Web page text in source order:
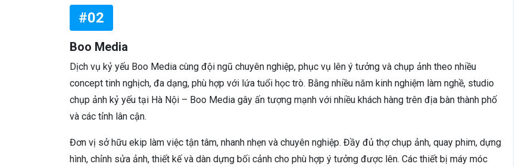
#02
Boo Media
Dịch vụ kỷ yếu Boo Media cùng đội ngũ chuyên nghiệp, phục vụ lên ý tưởng và chụp ảnh theo nhiều
concept tinh nghịch, đa dạng, phù hợp với lứa tuổi học trò. Bằng nhiều năm kinh nghiệm làm nghề, studio
chụp ảnh kỷ yếu tại Hà Nội – Boo Media gây ấn tượng mạnh với nhiều khách hàng trên địa bàn thành phố
và các tỉnh lân cận.
Đơn vị sở hữu ekip làm việc tận tâm, nhanh nhẹn và chuyên nghiệp. Đầy đủ thợ chụp ảnh, quay phim, dựng
hình, chỉnh sửa ảnh, thiết kế và dàn dựng bối cảnh cho phù hợp ý tưởng được lên. Các thiết bị máy móc